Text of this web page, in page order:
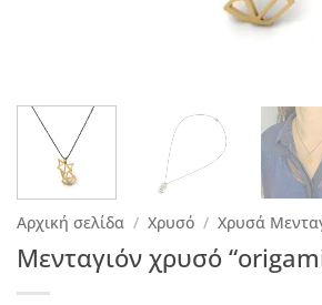
Αρχική σελίδα / Χρυσό / Χρυσά
Μενταγιόν χρυσό